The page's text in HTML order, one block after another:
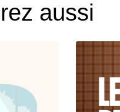
aussi